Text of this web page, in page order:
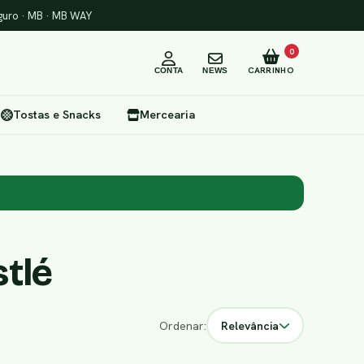
· MB · MB WAY
CONTA NEWS CARRINHO
0
Tostas e Snacks Mercearia
Ordenar: Relevância